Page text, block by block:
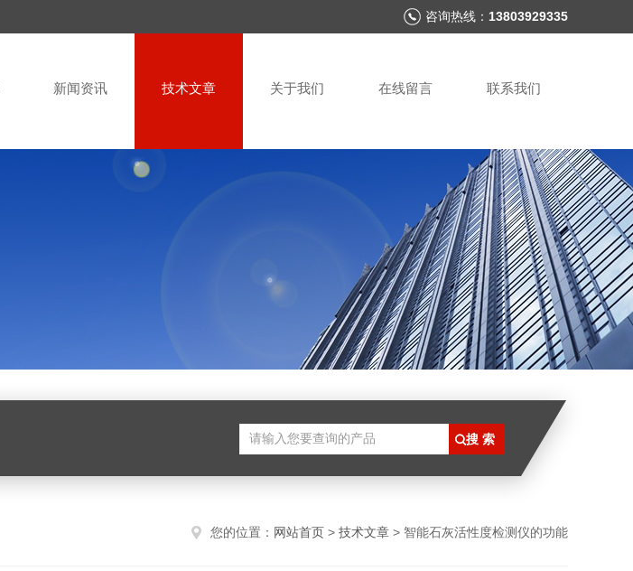
咨询热线： 13803929335
新闻资讯 技术文章 关于我们 在线留言 联系我们
您的位置： 网站首页 > 技术文章 > 智能石灰活性度检测仪的功能